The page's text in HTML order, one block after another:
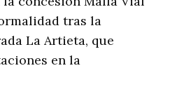
tras la
La Artieta, que
en la